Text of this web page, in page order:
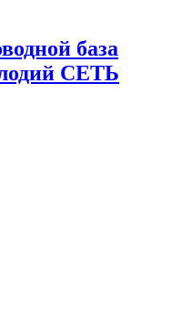
база
СЕТЬ